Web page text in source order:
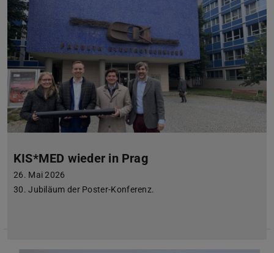
KIS*MED wieder in Prag
26. Mai 2026
30. Jubiläum der Poster-Konferenz.